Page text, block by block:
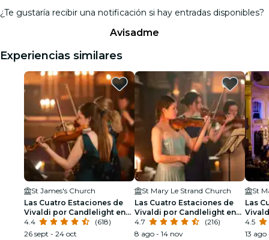
¿Te gustaría recibir una notificación si hay entradas disponibles?
Avisadme
Experiencias similares
St James's Church
Las Cuatro Estaciones de
Vivaldi por Candlelight en
St James' Piccadilly
4.4
(618)
26 sept - 24 oct
St Mary Le Strand Church
Las Cuatro Estaciones de
Vivaldi por Candlelight en
St Mary Le Strand
4.7
(216)
8 ago - 14 nov
St
Las
4.5
13 ago